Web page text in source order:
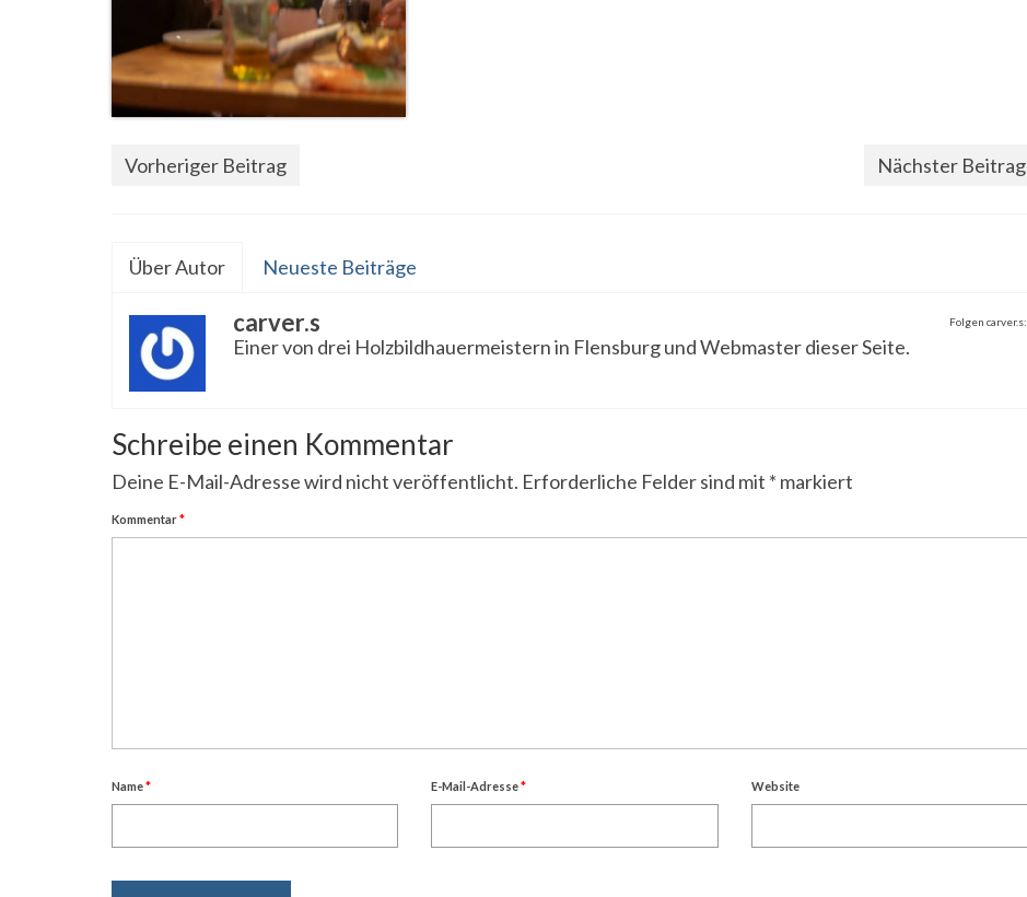
Vorheriger Beitrag Nächster Beitrag
Über Autor Neueste Beiträge
Folgen carver.s:
carver.s
Einer von drei Holzbildhauermeistern in Flensburg und Webmaster dieser Seite.
Schreibe einen Kommentar
Deine E-Mail-Adresse wird nicht veröffentlicht. Erforderliche Felder sind mit * markiert
Kommentar*
Name* E-Mail-Adresse* Website